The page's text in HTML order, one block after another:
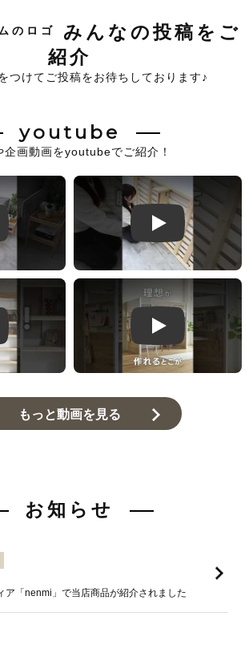
みんなの投稿をご
紹介
つけてご投稿をお待ちしております♪
youtube
企画動画をyoutubeでご紹介！
Play
Play
もっと動画を見る
お知らせ
ア「nenmi」で当店商品が紹介されました